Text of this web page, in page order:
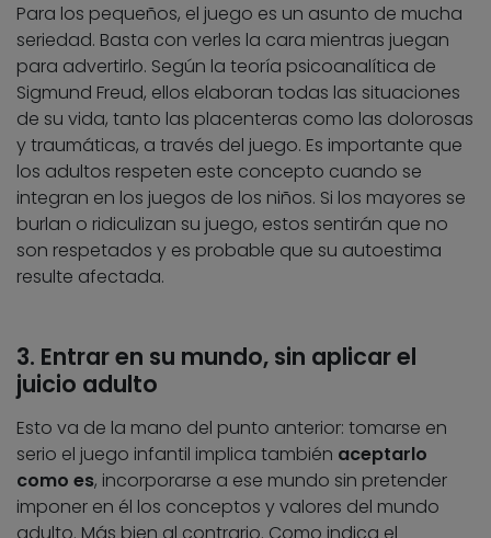
Para los pequeños, el juego es un asunto de mucha
seriedad. Basta con verles la cara mientras juegan
para advertirlo. Según la teoría psicoanalítica de
Sigmund Freud, ellos elaboran todas las situaciones
de su vida, tanto las placenteras como las dolorosas
y traumáticas, a través del juego. Es importante que
los adultos respeten este concepto cuando se
integran en los juegos de los niños. Si los mayores se
burlan o ridiculizan su juego, estos sentirán que no
son respetados y es probable que su autoestima
resulte afectada.
3. Entrar en su mundo, sin aplicar el
juicio adulto
Esto va de la mano del punto anterior: tomarse en
serio el juego infantil implica también aceptarlo
como es, incorporarse a ese mundo sin pretender
imponer en él los conceptos y valores del mundo